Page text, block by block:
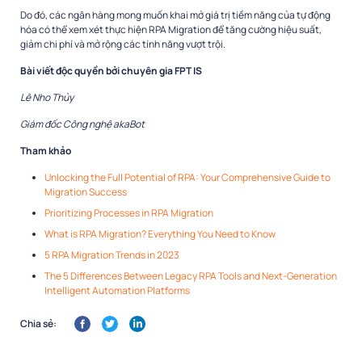
Do đó, các ngân hàng mong muốnkhai mở giá trị tiềm năng của tự động
hóa có thể xem xét thực hiện RPA Migrationđể tăng cường hiệu suất,
giảm chi phí và mở rộng các tính năng vượt trội.
Bài viết độc quyền bởi chuyên gia FPT IS
Lê Nho Thủy
Giám đốc Công nghệ akaBot
Tham khảo
Unlocking the Full Potential of RPA: Your Comprehensive Guide to
Migration Success
Prioritizing Processes in RPA Migration
What is RPA Migration? Everything You Need to Know
5 RPA Migration Trends in 2023
The 5 Differences Between Legacy RPA Tools and Next-Generation
Intelligent Automation Platforms
Chia sẻ: